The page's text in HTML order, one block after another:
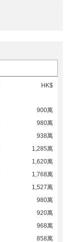
HK$
900萬
980萬
938萬
1,285萬
1,620萬
1,768萬
1,527萬
980萬
920萬
968萬
858萬